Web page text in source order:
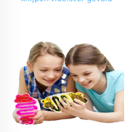
sensorisch speelgoed voor
autistische kinderen